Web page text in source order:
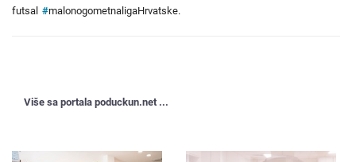
futsal #malonogometnaligaHrvatske.
Više sa portala poduckun.net ...